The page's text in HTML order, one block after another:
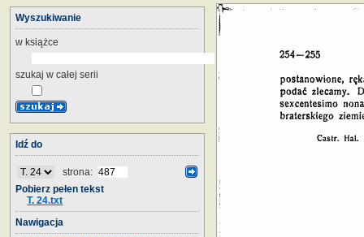
Wyszukiwanie
w książce
szukaj w całej serii
Idź do
strona:
Pobierz pełen tekst
T. 24.txt
Nawigacja